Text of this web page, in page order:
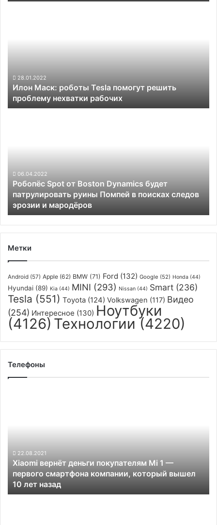
нехватки
рабочих
28.01.2022
Илон Маск: роботы Tesla помогут решить
проблему нехватки рабочих
патрулировать
руины
Помпей
поисках
следов
эрозии
и
06.04.2022
Робопёс Spot от Boston Dynamics будет
патрулировать руины Помпей в поисках следов
эрозии и мародёров
Метки
Android (57) Apple (62) BMW (71) Ford (132) Google (52) Honda (44)
Hyundai (89) Kia (44) MINI (293) Nissan (44) Smart (236)
Tesla (551) Toyota (124) Volkswagen (117) Видео
(254) Интересное (130) Ноутбуки
(4126) Технологии (4220)
Телефоны
—
первого
смартфона
компании,
который
22.08.2021
Xiaomi вернёт деньги покупателям Mi 1 —
первого смартфона компании, который вышел
10 лет назад